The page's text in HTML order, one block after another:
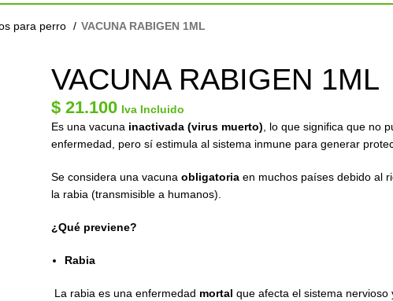
para perro VACUNA RABIGEN 1ML
VACUNA RABIGEN 1ML
$ 21.100 Iva Incluido
Es una vacuna inactivada (virus muerto) , lo que significa que no
enfermedad, pero sí estimula al sistema inmune para generar
Se considera una vacuna obligatoria en muchos países debido al
la rabia (transmisible a humanos).
¿Qué previene?
Rabia
La rabia es una enfermedad mortal que afecta el sistema nervioso